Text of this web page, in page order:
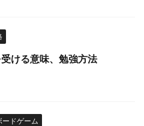
ける意味、勉強方法
ードゲーム